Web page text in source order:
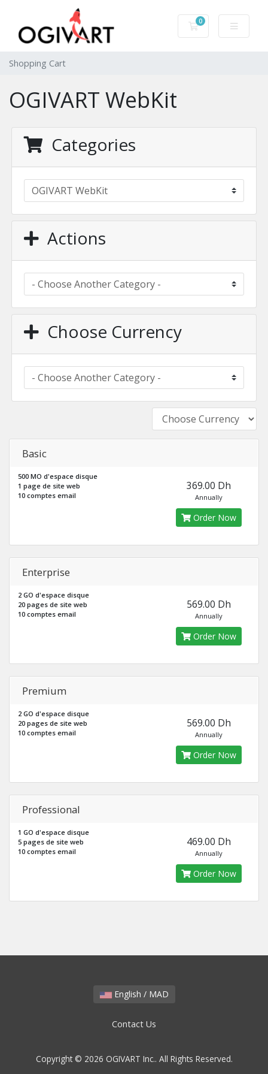
0
Shopping Cart
Shopping Cart
OGIVART WebKit
Categories
Actions
Choose Currency
Basic
500 MO d'espace disque
1 page de site web
10 comptes email
369.00 Dh
Annually
Order Now
Enterprise
2 GO d'espace disque
20 pages de site web
10 comptes email
569.00 Dh
Annually
Order Now
Premium
2 GO d'espace disque
20 pages de site web
10 comptes email
569.00 Dh
Annually
Order Now
Professional
1 GO d'espace disque
5 pages de site web
10 comptes email
469.00 Dh
Annually
Order Now
English / MAD
Contact Us
Copyright © 2026 OGIVART Inc.. All Rights Reserved.